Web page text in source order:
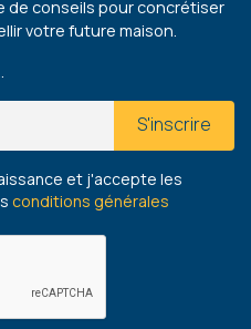
de conseils pour concrétiser
votre future maison.
S'inscrire
et j'accepte les
conditions générales